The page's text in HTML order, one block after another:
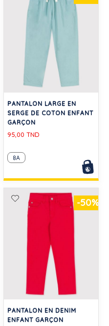
PANTALON LARGE EN
SERGE DE COTON ENFANT
GARÇON
95,00 TND
8A
-50%
PANTALON EN DENIM
ENFANT GARÇON